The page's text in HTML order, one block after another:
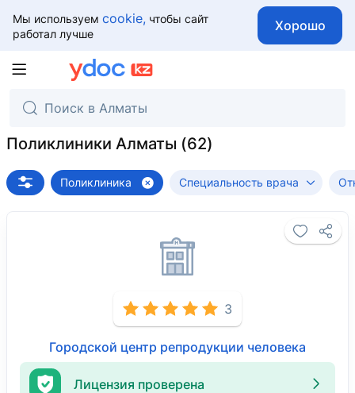
Мы используем cookie, чтобы сайт
работал лучше
Хорошо
Поликлиники Алматы
Поликлиника Специальность врача
3
Городской центр репродукции человека
Лицензия проверена